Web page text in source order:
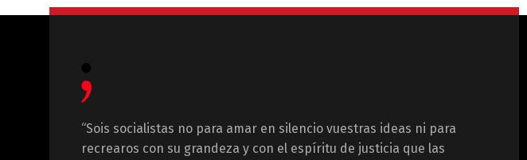
“Sois socialistas no para amar en silencio vuestras ideas ni para
recrearos con su grandeza y con el espíritu de justicia que las